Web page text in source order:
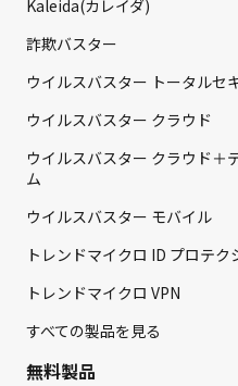
Kaleida(カレイダ)
詐欺バスター
ウイルスバスター トータルセ
ウイルスバスター クラウド
ウイルスバスター クラウド＋
ム
ウイルスバスター モバイル
トレンドマイクロ ID プロテク
トレンドマイクロ VPN
すべての製品を見る
無料製品